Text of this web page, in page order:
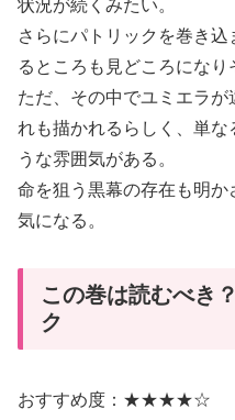
状況が続くみたい。
さらにパトリックを巻き
るところも見どころになり
ただ、その中でユミエラ
れも描かれるらしく、単
うな雰囲気がある。
命を狙う黒幕の存在も明
気になる。
この巻は読むべき
ク
おすすめ度：★★★★☆